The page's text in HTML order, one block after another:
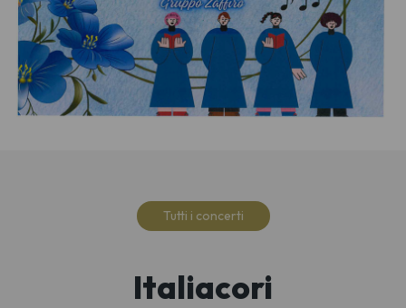
Tutti i concerti
Italiacori